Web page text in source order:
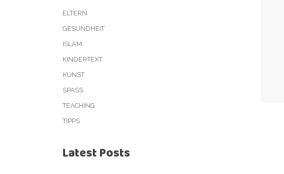
ELTERN
GESUNDHEIT
ISLAM
KINDERTEXT
KUNST
SPASS
TEACHING
TIPPS
Latest Posts